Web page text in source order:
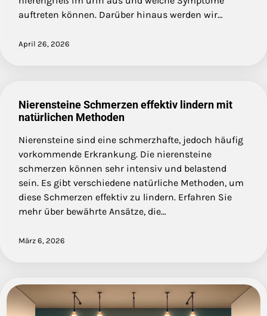
auftreten können. Darüber hinaus werden wir…
April 26, 2026
Nierensteine Schmerzen effektiv lindern mit
natürlichen Methoden
Nierensteine sind eine schmerzhafte, jedoch häufig
vorkommende Erkrankung. Die nierensteine
schmerzen können sehr intensiv und belastend
sein. Es gibt verschiedene natürliche Methoden, um
diese Schmerzen effektiv zu lindern. Erfahren Sie
mehr über bewährte Ansätze, die…
März 6, 2026